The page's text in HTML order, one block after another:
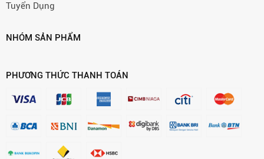
Tuyển Dụng
NHÓM SẢN PHẨM
PHƯƠNG THỨC THANH TOÁN